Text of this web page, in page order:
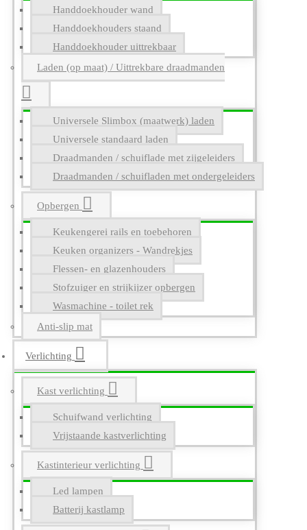
Handdoekhouder wand
Handdoekhouders staand
Handdoekhouder uittrekbaar
Laden (op maat) / Uittrekbare draadmanden
Universele Slimbox (maatwerk) laden
Universele standaard laden
Draadmanden / schuiflade met zijgeleiders
Draadmanden / schuifladen met ondergeleiders
Opbergen
Keukengerei rails en toebehoren
Keuken organizers - Wandrekjes
Flessen- en glazenhouders
Stofzuiger en strijkijzer opbergen
Wasmachine - toilet rek
Anti-slip mat
Verlichting
Kast verlichting
Schuifwand verlichting
Vrijstaande kastverlichting
Kastinterieur verlichting
Led lampen
Batterij kastlamp